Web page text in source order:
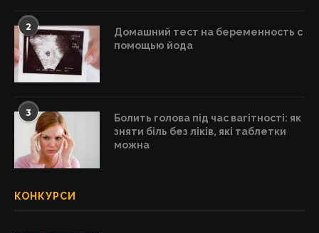
2
Домашний тест на беременность с
помощью йода
3
Болить голова під час вагітності: як
зняти біль без ліків, які таблетки
можна
КОНКУРСИ